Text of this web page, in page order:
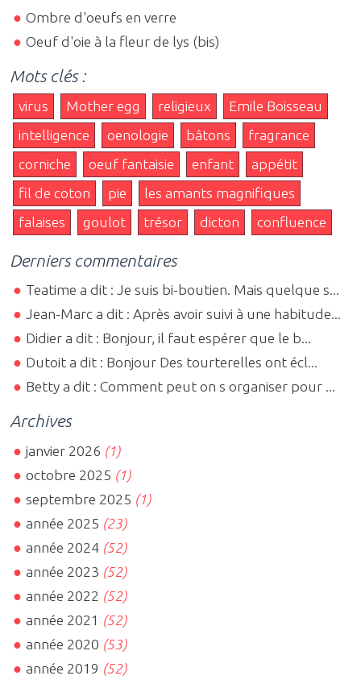
Ombre d'oeufs en verre
Oeuf d'oie à la fleur de lys (bis)
Mots clés :
virus Mother egg religieux
Emile Boisseau
intelligence
oenologie bâtons
fragrance
corniche
oeuf fantaisie enfant
appétit
fil de coton
pie
les amants magnifiques
falaises
goulot trésor dicton confluence
Derniers commentaires
Teatime a dit : Je suis bi-boutien. Mais quelque s...
Jean-Marc a dit : Après avoir suivi à une habitude...
Didier a dit : Bonjour, il faut espérer que le b...
Dutoit a dit : Bonjour Des tourterelles ont écl...
Betty a dit : Comment peut on s organiser pour ...
Archives
janvier 2026 (1)
octobre 2025 (1)
septembre 2025 (1)
année 2025 (23)
année 2024 (52)
année 2023 (52)
année 2022 (52)
année 2021 (52)
année 2020 (53)
année 2019 (52)